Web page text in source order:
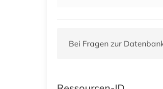
Bei Fragen zur